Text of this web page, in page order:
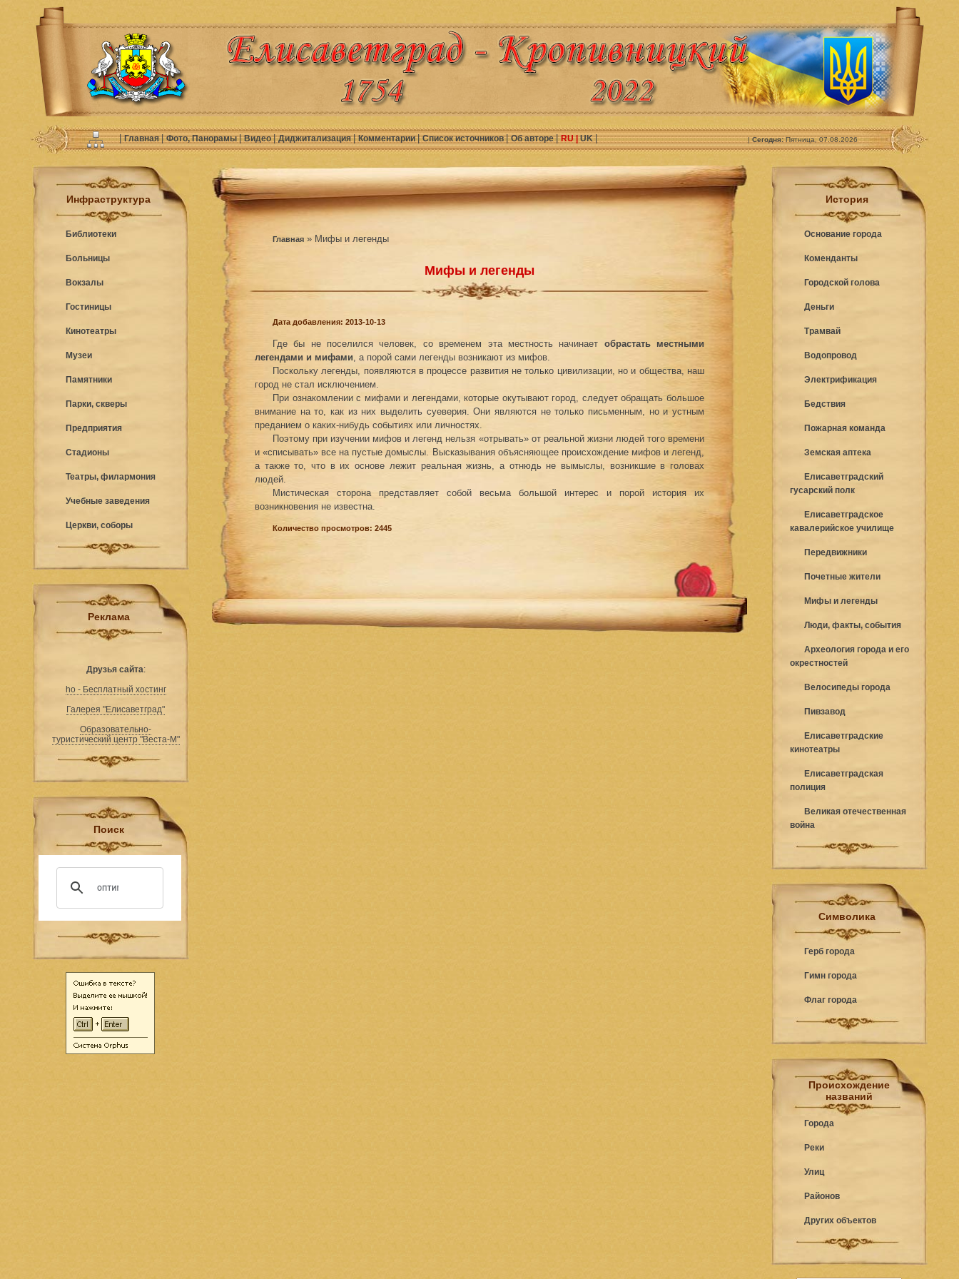
|Главная|Фото, Панорамы|Видео|Диджитализация|Комментарии|Список источников|Об авторе|RU |UK| |Сегодня:Пятница, 07.08.2026
Инфраструктура
Библиотеки
Больницы
Вокзалы
Гостиницы
Кинотеатры
Музеи
Памятники
Парки, скверы
Предприятия
Стадионы
Театры, филармония
Учебные заведения
Церкви, соборы
Реклама
Друзья сайта:
ho - Бесплатный хостинг
Галерея "Елисаветград"
Образовательно-
туристический центр "Веста-М"
Поиск
Главная » Мифы и легенды
Мифы и легенды
Дата добавления: 2013-10-13
Где бы не поселился человек, со временем эта местность начинает обрастать местными
легендами и мифами, а порой сами легенды возникают из мифов.
Поскольку легенды, появляются в процессе развития не только цивилизации, но и общества, наш
город не стал исключением.
При ознакомлении с мифами и легендами, которые окутывают город, следует обращать большое
внимание на то, как из них выделить суеверия. Они являются не только письменным, но и устным
преданием о каких-нибудь событиях или личностях.
Поэтому при изучении мифов и легенд нельзя «отрывать» от реальной жизни людей того времени
и «списывать» все на пустые домыслы. Высказывания объясняющее происхождение мифов и легенд,
а также то, что в их основе лежит реальная жизнь, а отнюдь не вымыслы, возникшие в головах
людей.
Мистическая сторона представляет собой весьма большой интерес и порой история их
возникновения не известна.
Количество просмотров: 2445
История
Основание города
Коменданты
Городской голова
Деньги
Трамвай
Водопровод
Электрификация
Бедствия
Пожарная команда
Земская аптека
Елисаветградский
гусарский полк
Елисаветградское
кавалерийское училище
Передвижники
Почетные жители
Мифы и легенды
Люди, факты, события
Археология города и его
окрестностей
Велосипеды города
Пивзавод
Елисаветградские
кинотеатры
Елисаветградская
полиция
Великая отечественная
война
Символика
Герб города
Гимн города
Флаг города
Происхождение
названий
Города
Реки
Улиц
Районов
Других объектов